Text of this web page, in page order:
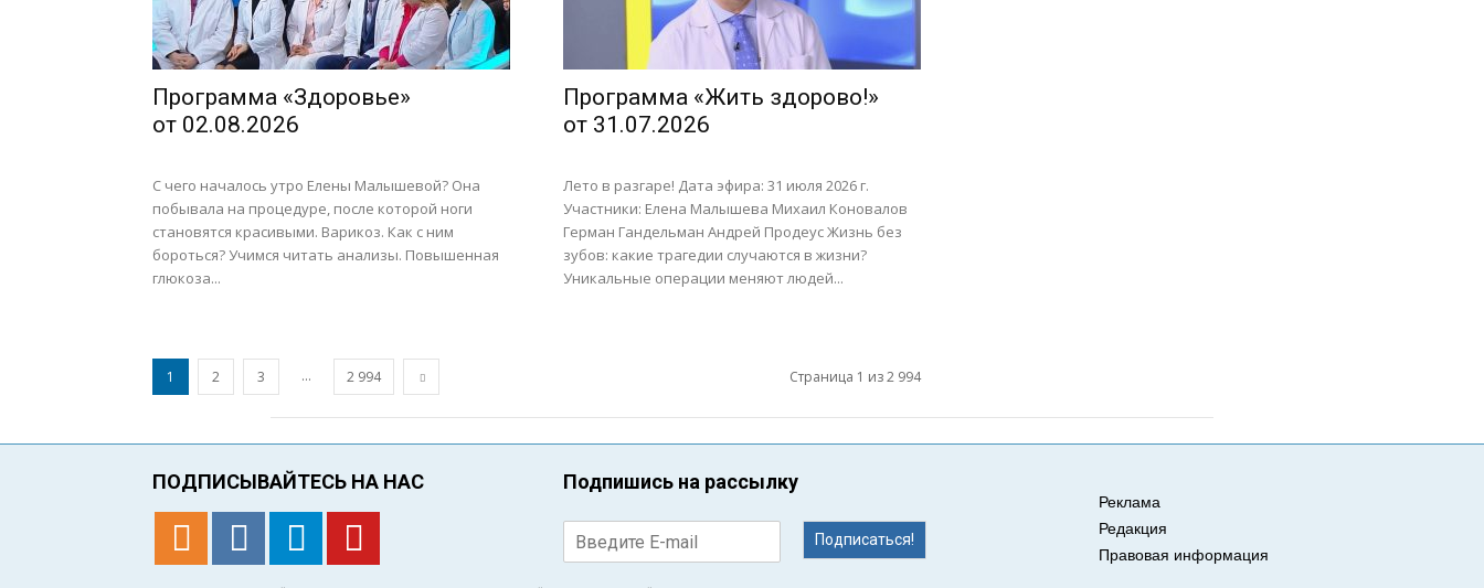
Программа «Здоровье»
от 02.08.2026
С чего началось утро Елены Малышевой? Она
побывала на процедуре, после которой ноги
становятся красивыми. Варикоз. Как с ним
бороться? Учимся читать анализы. Повышенная
глюкоза...
Программа «Жить здорово!»
от 31.07.2026
Лето в разгаре! Дата эфира: 31 июля 2026 г.
Участники: Елена Малышева Михаил Коновалов
Герман Гандельман Андрей Продеус Жизнь без
зубов: какие трагедии случаются в жизни?
Уникальные операции меняют людей...
1 2 3 ... 2 994 Страница 1 из 2 994
ПОДПИСЫВАЙТЕСЬ НА НАС Подпишись на рассылку
Подписаться!
Реклама
Редакция
Правовая информация